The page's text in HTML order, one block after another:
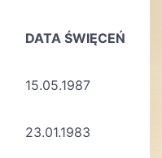
DATA ŚWIĘCEŃ
15.05.1987
23.01.1983